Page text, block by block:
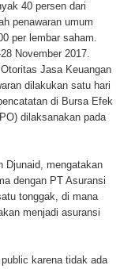
40 persen dari
penawaran umum
per lembar saham.
November 2017.
Jasa Keuangan
dilakukan satu hari
di Bursa Efek
dilaksanakan pada
Djunaid, mengatakan
dengan PT Asuransi
tonggak, di mana
menjadi asuransi
karena tidak ada